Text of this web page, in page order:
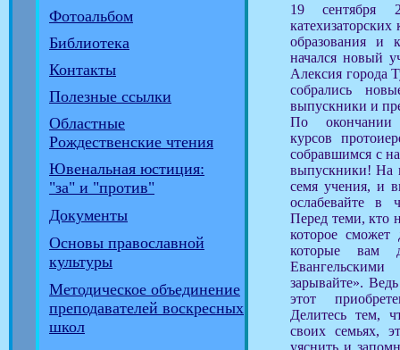
Фотоальбом
Библиотека
Контакты
Полезные ссылки
Областные
Рождественские чтения
Ювенальная юстиция:
"за" и "против"
Документы
Основы православной
культуры
Методическое объединение
преподавателей воскресных
школ
19 сентября
катехизаторских
образования и
начался новый
Алексия города
собрались
выпускники и
По окончании
курсов
собравшимся с
выпускники! На
семя учения, и
ослабевайте в
Перед теми, кто
которое
которые вам
зарывайте».
этот
Делитесь тем,
своих семьях,
уяснить и